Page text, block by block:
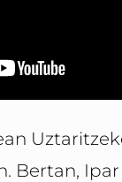
Bertan,